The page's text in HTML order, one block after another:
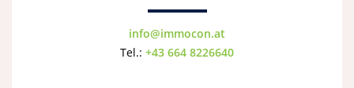
info@immocon.at
Tel.: +43 664 8226640